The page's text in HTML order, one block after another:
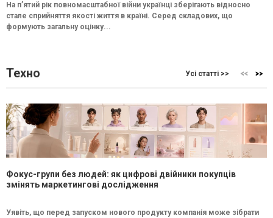
На п’ятий рік повномасштабної війни українці зберігають відносно
стале сприйняття якості життя в країні. Серед складових, що
формують загальну оцінку...
Техно Усі статті >>
Фокус-групи без людей: як цифрові двійники покупців
змінять маркетингові дослідження
Уявіть, що перед запуском нового продукту компанія може зібрати